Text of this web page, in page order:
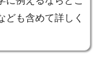
も含めて詳しく